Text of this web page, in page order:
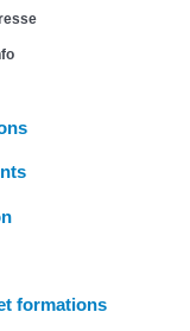
formations